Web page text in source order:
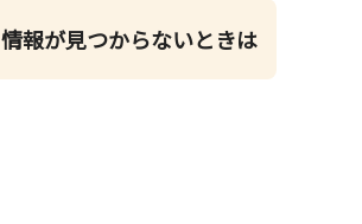
情報が見つからないときは